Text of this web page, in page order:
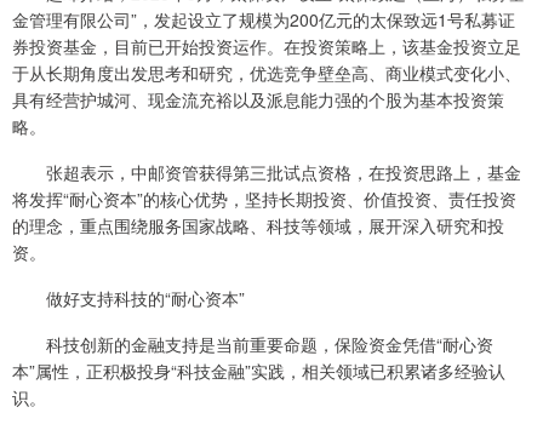
金管理有限公司”，发起设立了规模为200亿元的太保致远1号私募证
券投资基金，目前已开始投资运作。在投资策略上，该基金投资立足
于从长期角度出发思考和研究，优选竞争壁垒高、商业模式变化小、
具有经营护城河、现金流充裕以及派息能力强的个股为基本投资策
略。
张超表示，中邮资管获得第三批试点资格，在投资思路上，基金
将发挥“耐心资本”的核心优势，坚持长期投资、价值投资、责任投资
的理念，重点围绕服务国家战略、科技等领域，展开深入研究和投
资。
做好支持科技的“耐心资本”
科技创新的金融支持是当前重要命题，保险资金凭借“耐心资
本”属性，正积极投身“科技金融”实践，相关领域已积累诸多经验认
识。